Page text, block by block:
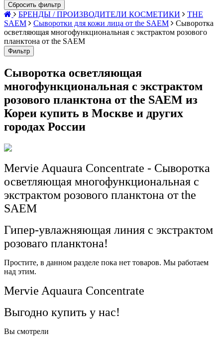
Сбросить фильтр
БРЕНДЫ / ПРОИЗВОДИТЕЛИ КОСМЕТИКИ
THE
SAEM
Сыворотки для кожи лица от the SAEM
Сыворотка
осветляющая многофункциональная c экстрактом розового
планктона от the SAEM
Фильтр
Сыворотка осветляющая
многофункциональная c экстрактом
розового планктона от the SAEM из
Кореи купить в Москве и других
городах России
Mervie Aquaura Concentrate - Сыворотка
осветляющая многофункциональная c
экстрактом розового планктона от the
SAEM
Гипер-увлажняющая линия с экстрактом
розоваго планктона!
Простите, в данном разделе пока нет товаров. Мы работаем
над этим.
Mervie Aquaura Concentrate
Выгодно купить у нас!
Вы смотрели